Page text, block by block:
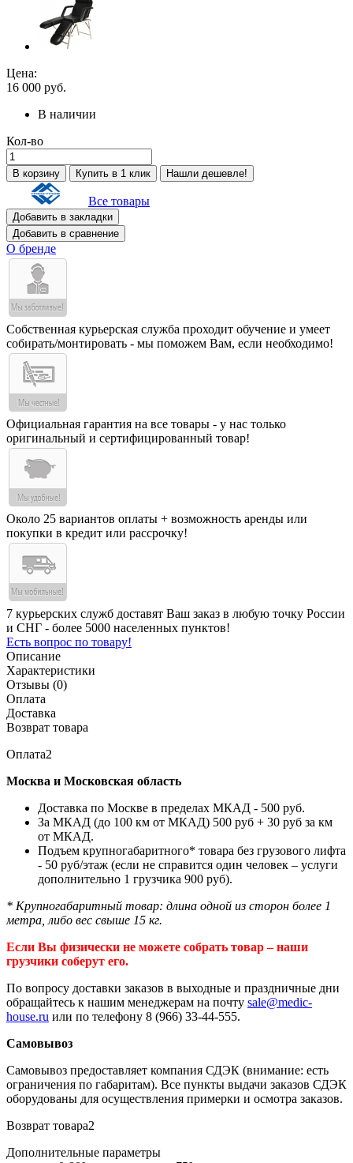
Цена:
16 000 руб.
В наличии
Кол-во
В корзину Купить в 1 клик Нашли дешевле!
Все товары
Добавить в закладки
Добавить в сравнение
О бренде
Собственная курьерская служба проходит обучение и умеет
собирать/монтировать - мы поможем Вам, если необходимо!
Официальная гарантия на все товары - у нас только
оригинальный и сертифицированный товар!
Около 25 вариантов оплаты + возможность аренды или
покупки в кредит или рассрочку!
7 курьерских служб доставят Ваш заказ в любую точку России
и СНГ - более 5000 населенных пунктов!
Есть вопрос по товару!
Описание
Характеристики
Отзывы (0)
Оплата
Доставка
Возврат товара
Оплата2
Москва и Московская область
Доставка по Москве в пределах МКАД - 500 руб.
За МКАД (до 100 км от МКАД) 500 руб + 30 руб за км
от МКАД.
Подъем крупногабаритного* товара без грузового лифта
- 50 руб/этаж (если не справится один человек – услуги
дополнительно 1 грузчика 900 руб).
* Крупногабаритный товар: длина одной из сторон более 1
метра, либо вес свыше 15 кг.
Если Вы физически не можете собрать товар – наши
грузчики соберут его.
По вопросу доставки заказов в выходные и праздничные дни
обращайтесь к нашим менеджерам на почту sale@medic-
house.ru или по телефону 8 (966) 33-44-555.
Самовывоз
Самовывоз предоставляет компания СДЭК (внимание: есть
ограничения по габаритам). Все пункты выдачи заказов СДЭК
оборудованы для осуществления примерки и осмотра заказов.
Возврат товара2
Дополнительные параметры